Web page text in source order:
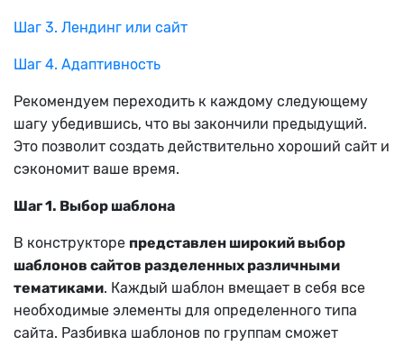
Шаг 3. Лендинг или сайт
Шаг 4. Адаптивность
Рекомендуем переходить к каждому следующему
шагу убедившись, что вы закончили предыдущий.
Это позволит создать действительно хороший сайт и
сэкономит ваше время.
Шаг 1. Выбор шаблона
В конструкторе представлен широкий выбор
шаблонов сайтов разделенных различными
тематиками. Каждый шаблон вмещает в себя все
необходимые элементы для определенного типа
сайта. Разбивка шаблонов по группам сможет